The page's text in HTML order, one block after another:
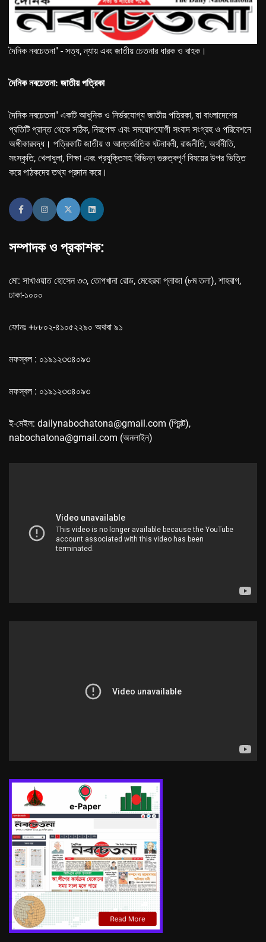
দৈনিক নবচেতনা" - সত্য, ন্যায় এবং জাতীয় চেতনার ধারক ও বাহক।
দৈনিক নবচেতনা: জাতীয় পত্রিকা
দৈনিক নবচেতনা" একটি আধুনিক ও নির্ভরযোগ্য জাতীয় পত্রিকা, যা বাংলাদেশের
প্রতিটি প্রান্ত থেকে সঠিক, নিরপেক্ষ এবং সময়োপযোগী সংবাদ সংগ্রহ ও পরিবেশনে
অঙ্গীকারবদ্ধ। পত্রিকাটি জাতীয় ও আন্তর্জাতিক ঘটনাবলী, রাজনীতি, অর্থনীতি,
সংস্কৃতি, খেলাধুলা, শিক্ষা এবং প্রযুক্তিসহ বিভিন্ন গুরুত্বপূর্ণ বিষয়ের উপর ভিত্তি
করে পাঠকদের তথ্য প্রদান করে।
সম্পাদক ও প্রকাশক:
মো: সাখাওয়াত হোসেন ৩৩, তোপখানা রোড, মেহেরবা প্লাজা (৮ম তলা), শাহবাগ,
ঢাকা-১০০০
ফোনঃ +৮৮০২-৪১০৫২২৯০ অথবা ৯১
মফস্বল : ০১৯১২৩৩৪০৯৩
মফস্বল : ০১৯১২৩৩৪০৯৩
ই-মেইল: dailynabochatona@gmail.com (প্রিন্ট),
nabochatona@gmail.com (অনলাইন)